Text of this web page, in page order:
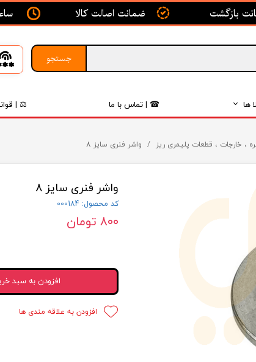
جستجو
ها
ترمز
☎ | تماس با ما ⚖ |
ضمانت اصالت کالا
، خارجات ، قطعات پلیمری ریز واشر فنری سایز 8
واشر فنری سایز 8
کد محصول: 000184
۸۰۰ تومان
افزودن به سبد
افزودن به علاقه مندی ها